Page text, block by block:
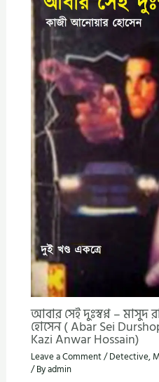
আবার সেই দুঃস্বপ্ন –
হোসেন ( Abar Sei
Kazi Anwar Hossain)
Leave a Comment/Detective,
/ Byadmin